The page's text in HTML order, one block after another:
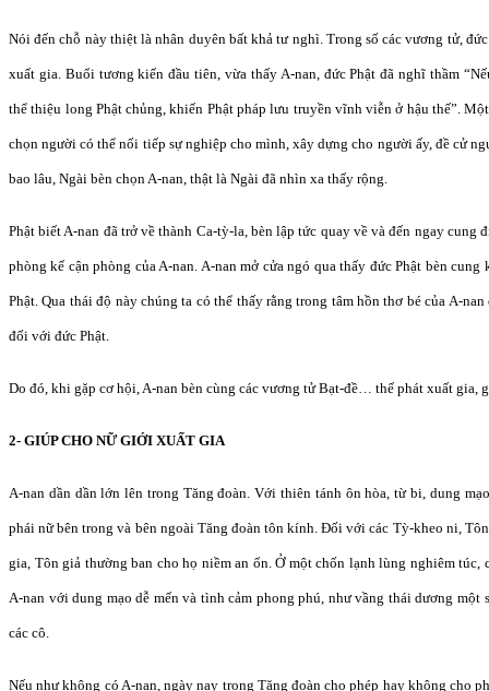
Nói đến chỗ này thiệt là nhân duyên bất khả tư nghì. Trong số các vương tử,
xuất gia. Buổi tương kiến đầu tiên, vừa thấy A-nan, đức Phật đã nghĩ thầm
thể thiệu long Phật chủng, khiến Phật pháp lưu truyền vĩnh viễn ở hậu thế”.
chọn người có thể nối tiếp sự nghiệp cho mình, xây dựng cho người ấy, đề cử
bao lâu, Ngài bèn chọn A-nan, thật là Ngài đã nhìn xa thấy rộng.
Phật biết A-nan đã trở về thành Ca-tỳ-la, bèn lập tức quay về và đến ngay cung
phòng kế cận phòng của A-nan. A-nan mở cửa ngó qua thấy đức Phật bèn
Phật. Qua thái độ này chúng ta có thể thấy rằng trong tâm hồn thơ bé của A-
đối với đức Phật.
Do đó, khi gặp cơ hội, A-nan bèn cùng các vương tử Bạt-đề… thế phát xuất gia,
2- GIÚP CHO NỮ GIỚI XUẤT GIA
A-nan dần dần lớn lên trong Tăng đoàn. Với thiên tánh ôn hòa, từ bi, dung
phái nữ bên trong và bên ngoài Tăng đoàn tôn kính. Đối với các Tỳ-kheo ni,
gia, Tôn giả thường ban cho họ niềm an ổn. Ở một chốn lạnh lùng nghiêm
A-nan với dung mạo dễ mến và tình cảm phong phú, như vầng thái dương một
các cô.
Nếu như không có A-nan, ngày nay trong Tăng đoàn cho phép hay không cho